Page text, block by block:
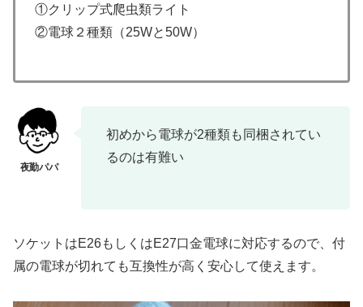
①クリップ式爬虫類ライト
②電球２種類（25Wと50W）
初めから電球が2種類も同梱されてい
るのは有難い
ソケットはE26もしくはE27口金電球に対応するので、付
属の電球が切れても互換性が高く安心して使えます。